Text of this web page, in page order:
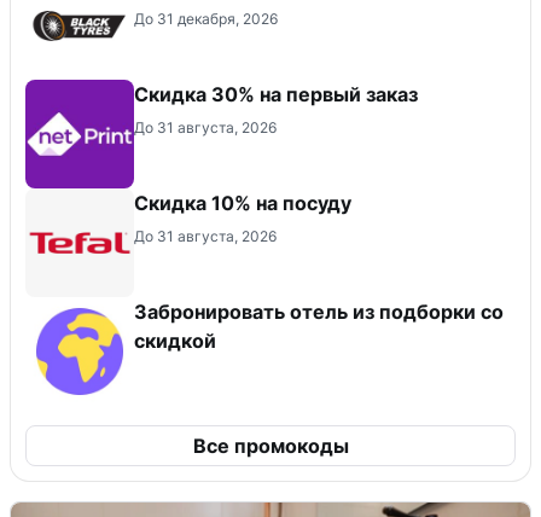
До 31 декабря, 2026
Скидка 30% на первый заказ
До 31 августа, 2026
Скидка 10% на посуду
До 31 августа, 2026
Забронировать отель из подборки со
скидкой
Все промокоды